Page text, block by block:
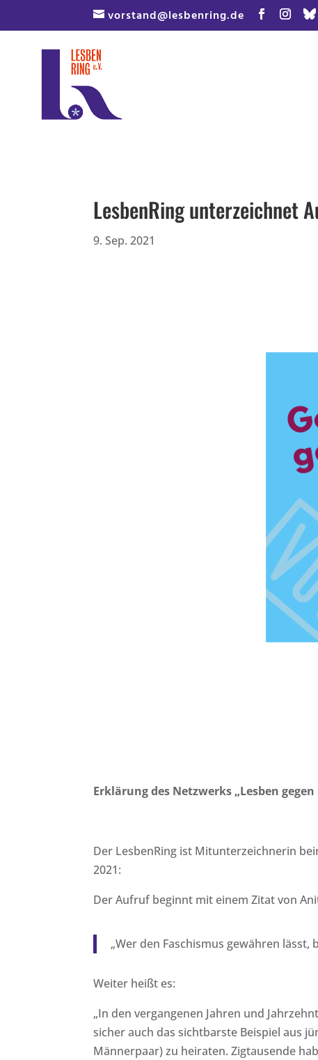
content
vorstand@lesbenring.de
LesbenRing unterzeichnet
9. Sep. 2021
Erklärung des Netzwerks „Lesben
Der LesbenRing ist Mitunterzeichnerin
2021:
Der Aufruf beginnt mit einem Zitat von
„Wer den Faschismus gewähren lässt,
Weiter heißt es:
„In den vergangenen Jahren und
sicher auch das sichtbarste Beispiel aus
Männerpaar) zu heiraten. Zigtausende